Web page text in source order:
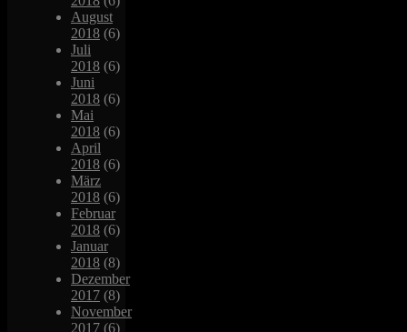
August
2018 (6)
Juli
2018 (6)
Juni
2018 (6)
Mai
2018 (6)
April
2018 (6)
März
2018 (6)
Februar
2018 (6)
Januar
2018 (8)
Dezember
2017 (8)
November
2017 (6)